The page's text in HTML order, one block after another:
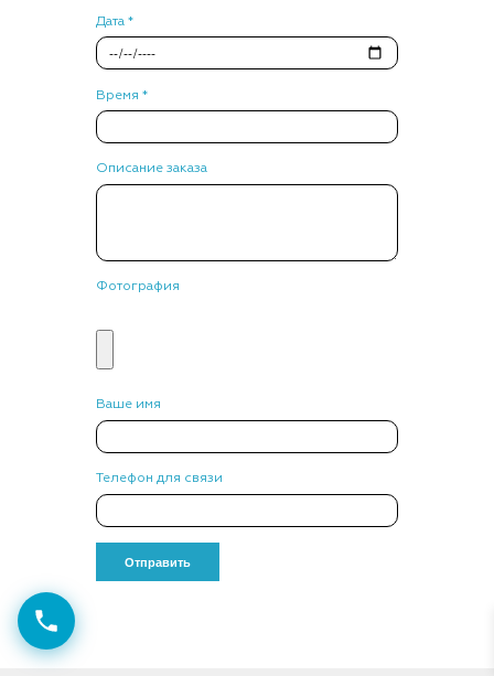
Дата *
Время *
Описание заказа
Фотография
Ваше имя
Телефон для связи